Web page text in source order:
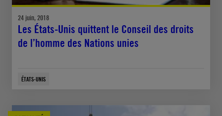
24 juin, 2018
Les États-Unis quittent le Conseil des droits
de l’homme des Nations unies
ÉTATS-UNIS